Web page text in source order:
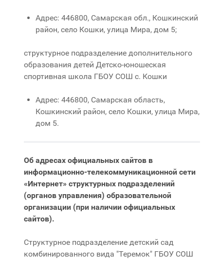
Адрес: 446800, Самарская обл., Кошкинский
район, село Кошки, улица Мира, дом 5;
структурное подразделение дополнительного
образования детей Детско-юношеская
спортивная школа ГБОУ СОШ с. Кошки
Адрес: 446800, Самарская область,
Кошкинский район, село Кошки, улица Мира,
дом 5.
Об адресах официальных сайтов в
информационно-телекоммуникационной сети
«Интернет» структурных подразделений
(органов управления) образовательной
организации (при наличии официальных
сайтов).
Структурное подразделение детский сад
комбинированного вида "Теремок" ГБОУ СОШ